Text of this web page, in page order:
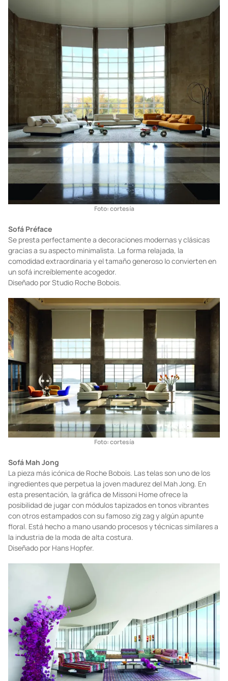
el que se insertan los respaldos.
Diseñado por Maurizio Manzoni.
Foto: cortesía
Sofá Préface
Se presta perfectamente a decoraciones modernas y clásicas
gracias a su aspecto minimalista. La forma relajada, la
comodidad extraordinaria y el tamaño generoso lo convierten en
un sofá increíblemente acogedor.
Diseñado por Studio Roche Bobois.
Foto: cortesía
Sofá Mah Jong
La pieza más icónica de Roche Bobois. Las telas son uno de los
ingredientes que perpetua la joven madurez del Mah Jong. En
esta presentación, la gráfica de Missoni Home ofrece la
posibilidad de jugar con módulos tapizados en tonos vibrantes
con otros estampados con su famoso zig zag y algún apunte
floral. Está hecho a mano usando procesos y técnicas similares a
la industria de la moda de alta costura.
Diseñado por Hans Hopfer.